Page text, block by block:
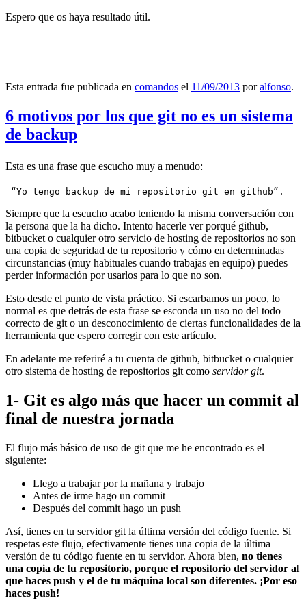
Espero que os haya resultado útil.
Esta entrada fue publicada en comandos el 11/09/2013 poralfonso.
6 motivos por los que git no es un sistema
de backup
Esta es una frase que escucho muy a menudo:
“Yo tengo backup de mi repositorio git en github”.
Siempre que la escucho acabo teniendo la misma conversación con
la persona que la ha dicho. Intento hacerle ver porqué github,
bitbucket o cualquier otro servicio de hosting de repositorios no son
una copia de seguridad de tu repositorio y cómo en determinadas
circunstancias (muy habituales cuando trabajas en equipo) puedes
perder información por usarlos para lo que no son.
Esto desde el punto de vista práctico. Si escarbamos un poco, lo
normal es que detrás de esta frase se esconda un uso no del todo
correcto de git o un desconocimiento de ciertas funcionalidades de la
herramienta que espero corregir con este artículo.
En adelante me referiré a tu cuenta de github, bitbucket o cualquier
otro sistema de hosting de repositorios git como servidor git.
1- Git es algo más que hacer un commit al
final de nuestra jornada
El flujo más básico de uso de git que me he encontrado es el
siguiente:
Llego a trabajar por la mañana y trabajo
Antes de irme hago un commit
Después del commit hago un push
Así, tienes en tu servidor git la última versión del código fuente. Si
respetas este flujo, efectivamente tienes una copia de la última
versión de tu código fuente en tu servidor. Ahora bien, no tienes
una copia de tu repositorio, porque el repositorio del servidor al
que haces push y el de tu máquina local son diferentes. ¡Por eso
haces push!